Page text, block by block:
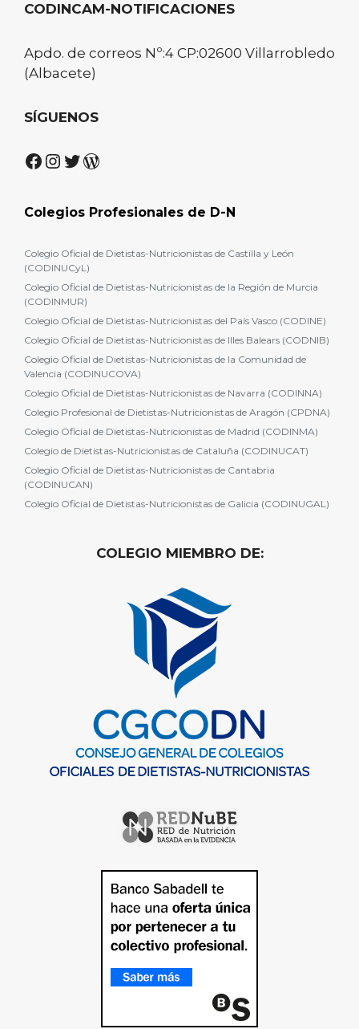
CODINCAM-NOTIFICACIONES
Apdo. de correos Nº:4 CP:02600 Villarrobledo
(Albacete)
SÍGUENOS
Facebook
Instagram
Twitter
WordPress
Colegios Profesionales de D-N
Colegio Oficial de Dietistas-Nutricionistas de Castilla y León
(CODINUCyL)
Colegio Oficial de Dietistas-Nutricionistas de la Región de Murcia
(CODINMUR)
Colegio Oficial de Dietistas-Nutricionistas del País Vasco (CODINE)
Colegio Oficial de Dietistas-Nutricionistas de Illes Balears (CODNIB)
Colegio Oficial de Dietistas-Nutricionistas de la Comunidad de
Valencia (CODINUCOVA)
Colegio Oficial de Dietistas-Nutricionistas de Navarra (CODINNA)
Colegio Profesional de Dietistas-Nutricionistas de Aragón (CPDNA)
Colegio Oficial de Dietistas-Nutricionistas de Madrid (CODINMA)
Colegio de Dietistas-Nutricionistas de Cataluña (CODINUCAT)
Colegio Oficial de Dietistas-Nutricionistas de Cantabria
(CODINUCAN)
Colegio Oficial de Dietistas-Nutricionistas de Galicia (CODINUGAL)
COLEGIO MIEMBRO DE: